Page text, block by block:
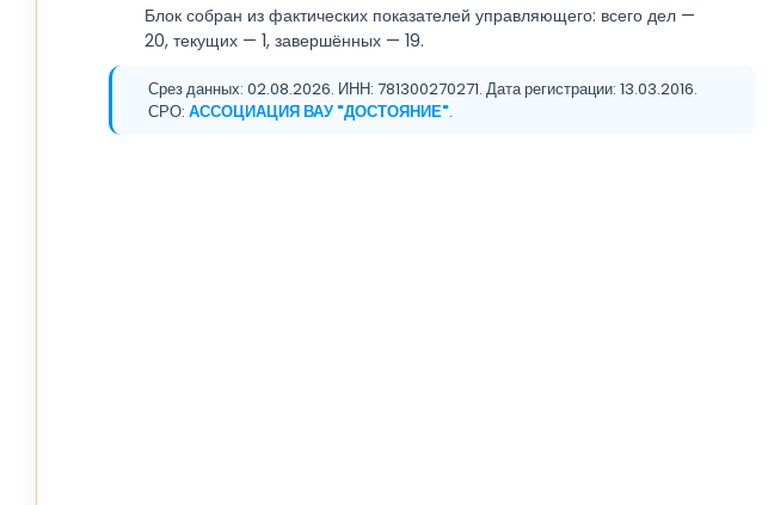
Блок собран из фактических показателей управляющего: всего дел —
20, текущих — 1, завершённых — 19.
Срез данных: 02.08.2026. ИНН: 781300270271. Дата регистрации: 13.03.2016.
СРО: АССОЦИАЦИЯ ВАУ "ДОСТОЯНИЕ".